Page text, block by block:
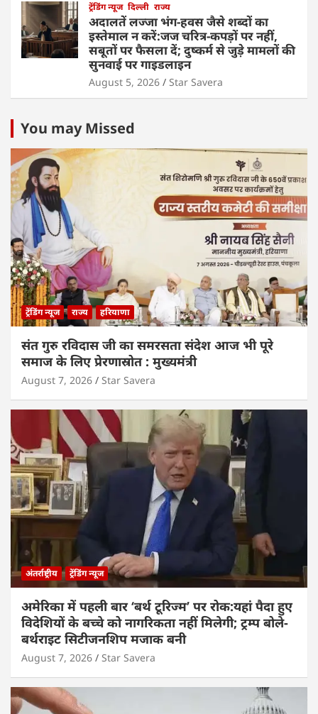
ट्रेंडिंग न्यूज दिल्ली राज्य
अदालतें लज्जा भंग-हवस जैसे शब्दों का
इस्तेमाल न करें:जज चरित्र-कपड़ों पर नहीं,
सबूतों पर फैसला दें; दुष्कर्म से जुड़े मामलों की
सुनवाई पर गाइडलाइन
August 5, 2026 Star Savera
You may Missed
ट्रेंडिंग न्यूज राज्य हरियाणा
संत गुरु रविदास जी का समरसता संदेश आज भी पूरे
समाज के लिए प्रेरणास्रोत : मुख्यमंत्री
August 7, 2026 Star Savera
अंतर्राष्ट्रीय ट्रेंडिंग न्यूज
अमेरिका में पहली बार ‘बर्थ टूरिज्म’ पर रोक:यहां पैदा हुए
विदेशियों के बच्चे को नागरिकता नहीं मिलेगी; ट्रम्प बोले-
बर्थराइट सिटीजनशिप मजाक बनी
August 7, 2026 Star Savera